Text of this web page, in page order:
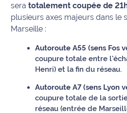
Social
Transport
Défense
seratotalement coupée de
plusieurs axes majeurs dans le
Marseille :
Autoroute A55 (sens Fos
coupure totale entre
Henri) et la fin du réseau.
Autoroute A7 (sens Lyon
coupure totale de la
réseau (entrée de